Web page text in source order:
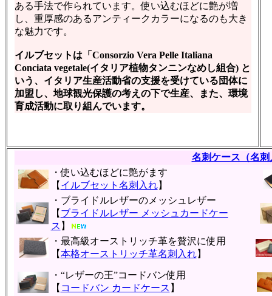
ある手法で作られています。使い込むほどに艶が増
し、重厚感のあるアンティークカラーになるのも大き
な魅力です。
イルブセットは「Consorzio Vera Pelle Italiana
Conciata vegetale(イタリア植物タンニンなめし組合) と
いう、イタリア生産活動省の支援を受けている団体に
加盟し、地球観光保護の考えの下で生産、また、環境
育成活動に取り組んでいます。
名刺ケース（名刺
・使い込むほどに艶がます
【 イルブセット名刺入れ】
・ブライドルレザーのメッシュレザー
【 ブライドルレザー メッシュカードケー
ス 】
・最高級オーストリッチ革を贅沢に使用
【本格オーストリッチ革名刺入れ】
・“レザーの王”コードバン使用
【 コードバン カードケース 】